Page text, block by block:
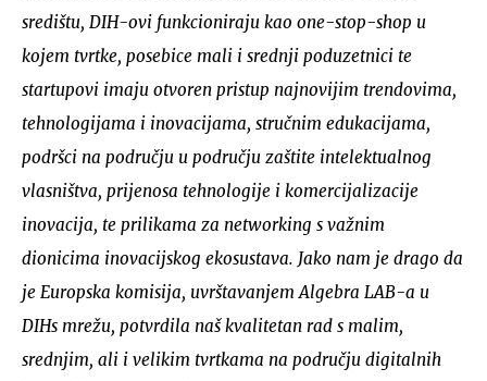
središtu, DIH-ovi funkcioniraju kao one-stop-shop u
kojem tvrtke, posebice mali i srednji poduzetnici te
startupovi imaju otvoren pristup najnovijim trendovima,
tehnologijama i inovacijama, stručnim edukacijama,
podršci na području u području zaštite intelektualnog
vlasništva, prijenosa tehnologije i komercijalizacije
inovacija, te prilikama za networking s važnim
dionicima inovacijskog ekosustava. Jako nam je drago da
je Europska komisija, uvrštavanjem Algebra LAB-a u
DIHs mrežu, potvrdila naš kvalitetan rad s malim,
srednjim, ali i velikim tvrtkama na području digitalnih